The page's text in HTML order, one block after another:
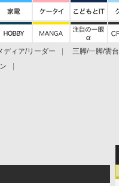
ディア/リーダー 三脚/一脚/雲台